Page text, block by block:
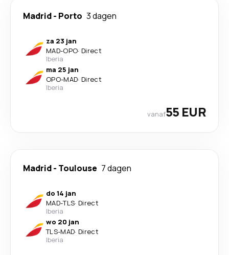
Madrid- Porto 3 dagen
za 23 jan
MAD-OPO· Direct
Iberia
ma 25 jan
OPO-MAD· Direct
Iberia
vanaf55 EUR
Madrid- Toulouse 7 dagen
do 14 jan
MAD-TLS· Direct
Iberia
wo 20 jan
TLS-MAD· Direct
Iberia